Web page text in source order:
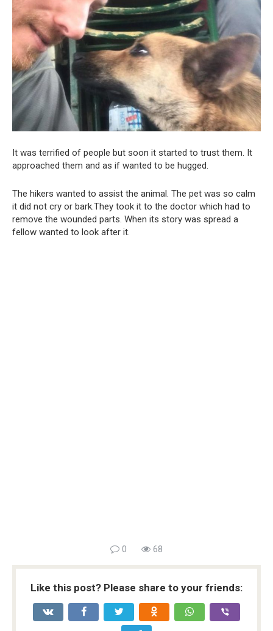
It was terrified of people but soon it started to trust them. It
approached them and as if wanted to be hugged.
The hikers wanted to assist the animal. The pet was so calm
it did not cry or bark.They took it to the doctor which had to
remove the wounded parts. When its story was spread a
fellow wanted to look after it.
0 68
Like this post? Please share to your friends: